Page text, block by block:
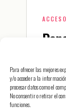
Para ofrecer las mejores
y/o acceder a la
procesar datos como el
No consentir o retirar el
funciones.
→